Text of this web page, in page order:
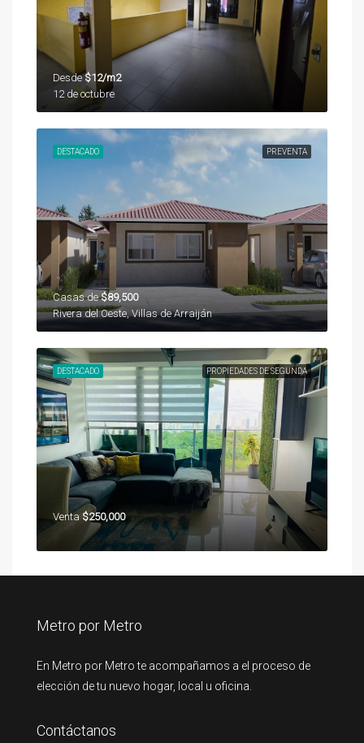
Desde$12/m2
12 de octubre
PREVENTA
DESTACADO
Casas de$89,500
Rivera del Oeste, Villas de Arraiján
PROPIEDADES DE SEGUNDA
DESTACADO
Venta$250,000
Metro por Metro
En Metro por Metro te acompañamos a el proceso de
elección de tu nuevo hogar, local u oficina.
Contáctanos